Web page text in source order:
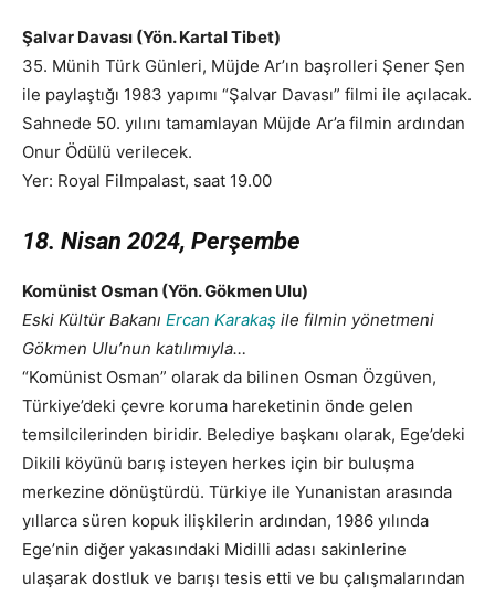
Şalvar Davası (Yön. Kartal Tibet)
35. Münih Türk Günleri, Müjde Ar’ın başrolleri Şener Şen
ile paylaştığı 1983 yapımı “Şalvar Davası” filmi ile açılacak.
Sahnede 50. yılını tamamlayan Müjde Ar’a filmin ardından
Onur Ödülü verilecek.
Yer: Royal Filmpalast, saat 19.00
18. Nisan 2024, Perşembe
Komünist Osman (Yön. Gökmen Ulu)
Eski Kültür Bakanı Ercan Karakaş ile filmin yönetmeni
Gökmen Ulu’nun katılımıyla…
“Komünist Osman” olarak da bilinen Osman Özgüven,
Türkiye’deki çevre koruma hareketinin önde gelen
temsilcilerinden biridir. Belediye başkanı olarak, Ege’deki
Dikili köyünü barış isteyen herkes için bir buluşma
merkezine dönüştürdü. Türkiye ile Yunanistan arasında
yıllarca süren kopuk ilişkilerin ardından, 1986 yılında
Ege’nin diğer yakasındaki Midilli adası sakinlerine
ulaşarak dostluk ve barışı tesis etti ve bu çalışmalarından